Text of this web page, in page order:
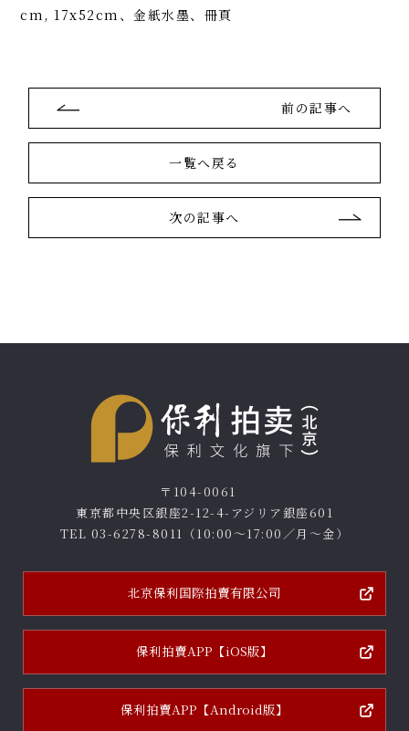
cm, 17x52cm、金紙水墨、冊頁
前の記事へ
一覧へ戻る
次の記事へ
北京保利国際拍賣有限公司
保利拍賣APP 【iOS版】
保利拍賣APP 【Android版】
〒104-0061
東京都中央区銀座2-12-4-アジリア銀座601
TEL 03-6278-8011 （10:00～17:00／月～金）